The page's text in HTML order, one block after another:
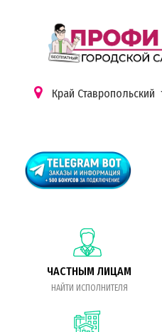
Край Ставропольский
ЧАСТНЫМ ЛИЦАМ
НАЙТИ ИСПОЛНИТЕЛЯ